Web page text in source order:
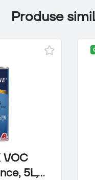
Produse
VOC
5L,